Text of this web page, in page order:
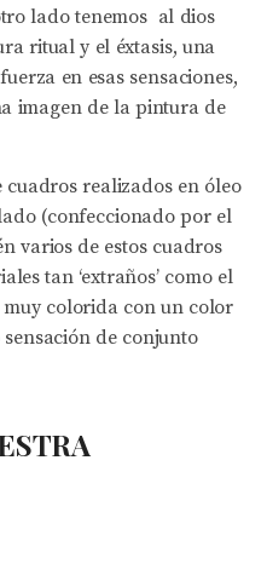
lado tenemos al dios
ritual y el éxtasis, una
en esas sensaciones,
imagen de la pintura de
realizados en óleo
(confeccionado por el
varios de estos cuadros
tan ‘extraños’ como el
colorida con un color
de conjunto